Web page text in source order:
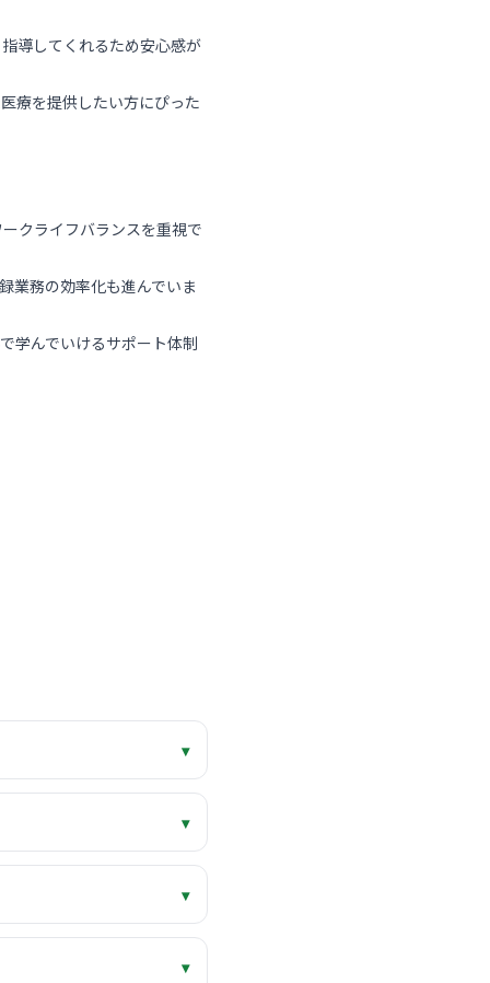
導してくれるため安心感が
療を提供したい方にぴった
クライフバランスを重視で
業務の効率化も進んでいま
学んでいけるサポート体制
▾
▾
▾
▾